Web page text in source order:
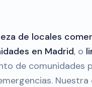
de locales
en Madrid, o
de comunidades